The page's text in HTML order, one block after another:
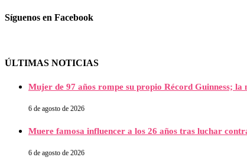
Síguenos en Facebook
ÚLTIMAS NOTICIAS
Mujer de 97 años rompe su propio Récord Guinness;
6 de agosto de 2026
Muere famosa influencer a los 26 años tras luchar
6 de agosto de 2026